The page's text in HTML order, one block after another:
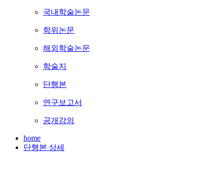
국내학술논문
학위논문
해외학술논문
학술지
단행본
연구보고서
공개강의
home
단행본 상세